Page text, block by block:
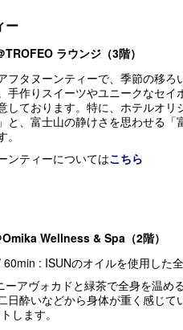
ー
TROFEO ラウンジ（3階）
フタヌーンティーで、季節の移ろ
手作りスイーツやユニークなセ
しております。特に、ホテルオリ
と、富士山の静けさを思わせる「
ンティーについてはこちら
Omika Wellness & Spa （2階）
: ISUNのオイルを使用した
アヴォカドと緑茶で全身を温め
日酔いなどから身体が重く感じて
します。